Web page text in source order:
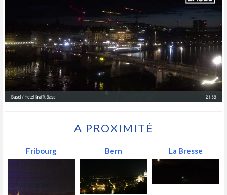
A PROXIMITÉ
Fribourg Bern La Bresse